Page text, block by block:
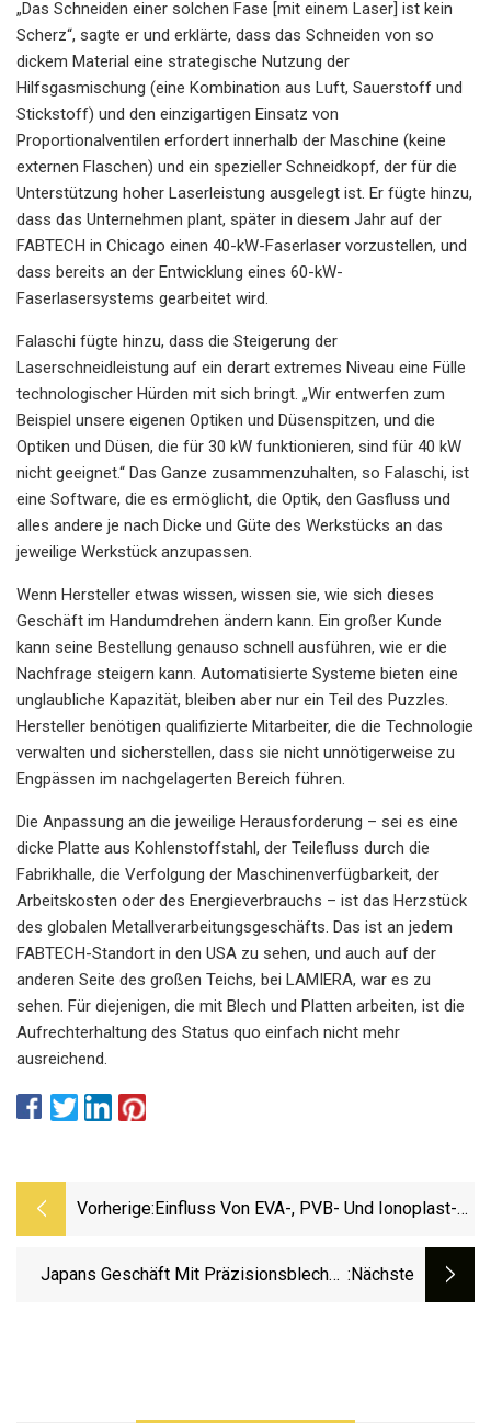
„Das Schneiden einer solchen Fase [mit einem Laser] ist kein
Scherz“, sagte er und erklärte, dass das Schneiden von so
dickem Material eine strategische Nutzung der
Hilfsgasmischung (eine Kombination aus Luft, Sauerstoff und
Stickstoff) und den einzigartigen Einsatz von
Proportionalventilen erfordert innerhalb der Maschine (keine
externen Flaschen) und ein spezieller Schneidkopf, der für die
Unterstützung hoher Laserleistung ausgelegt ist. Er fügte hinzu,
dass das Unternehmen plant, später in diesem Jahr auf der
FABTECH in Chicago einen 40-kW-Faserlaser vorzustellen, und
dass bereits an der Entwicklung eines 60-kW-
Faserlasersystems gearbeitet wird.
Falaschi fügte hinzu, dass die Steigerung der
Laserschneidleistung auf ein derart extremes Niveau eine Fülle
technologischer Hürden mit sich bringt. „Wir entwerfen zum
Beispiel unsere eigenen Optiken und Düsenspitzen, und die
Optiken und Düsen, die für 30 kW funktionieren, sind für 40 kW
nicht geeignet.“ Das Ganze zusammenzuhalten, so Falaschi, ist
eine Software, die es ermöglicht, die Optik, den Gasfluss und
alles andere je nach Dicke und Güte des Werkstücks an das
jeweilige Werkstück anzupassen.
Wenn Hersteller etwas wissen, wissen sie, wie sich dieses
Geschäft im Handumdrehen ändern kann. Ein großer Kunde
kann seine Bestellung genauso schnell ausführen, wie er die
Nachfrage steigern kann. Automatisierte Systeme bieten eine
unglaubliche Kapazität, bleiben aber nur ein Teil des Puzzles.
Hersteller benötigen qualifizierte Mitarbeiter, die die Technologie
verwalten und sicherstellen, dass sie nicht unnötigerweise zu
Engpässen im nachgelagerten Bereich führen.
Die Anpassung an die jeweilige Herausforderung – sei es eine
dicke Platte aus Kohlenstoffstahl, der Teilefluss durch die
Fabrikhalle, die Verfolgung der Maschinenverfügbarkeit, der
Arbeitskosten oder des Energieverbrauchs – ist das Herzstück
des globalen Metallverarbeitungsgeschäfts. Das ist an jedem
FABTECH-Standort in den USA zu sehen, und auch auf der
anderen Seite des großen Teichs, bei LAMIERA, war es zu
sehen. Für diejenigen, die mit Blech und Platten arbeiten, ist die
Aufrechterhaltung des Status quo einfach nicht mehr
ausreichend.
Vorherige: Einfluss Von EVA-, PVB- Und Ionoplast-
Strukturverhalten Und Bruchmuster Von
Japans Geschäft Mit Präzisionsblechen :nächste